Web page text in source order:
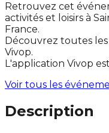
Retrouvez cet
activités et loisirs à
France.
Découvrez toutes
Vivop.
L'application Vivop
Voir tous les
Description